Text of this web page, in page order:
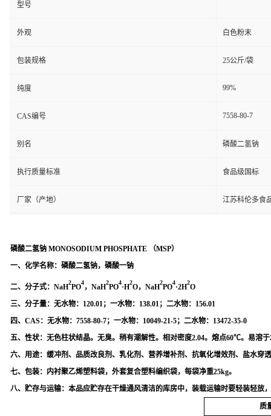
型号
外观 白色粉末
包装规格 25公斤/袋
纯度 99%
CAS编号 7558-80-7
别名 磷酸二氢钠
执行质量标准 食品级国标
厂家（产地） 江苏科伦多食
磷酸二氢钠 MONOSODIUM PHOSPHATE （MSP）
一、 化学名称： 磷酸二氢钠，磷酸一钠
二、分子式： NaH
2
PO
4
，NaH
2
PO
4
·H
2
O，NaH
2
PO
4
·2H
2
O
三、分子量： 无水物：120.01；一水物：138.01；二水物：156.01
四、 CAS： 无水物：7558-80-7；一水物：10049-21-5；二水物：13472-35-0
五、性状： 无色柱状结晶。无臭。稍有潮解性。相对密度2.04。熔点60℃。易溶
六、用途： 缓冲剂、品质改良剂、乳化剂、营养增补剂、抗氧化增效剂、盐水穿
七、包装：
内衬聚乙烯塑料袋，外套复合塑料编织袋，每袋净重25kg。
八、贮存与运输： 本品应贮存在干燥通风清洁的库房中，装载运输时要轻装轻放
质